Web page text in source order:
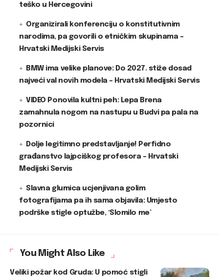
teško u Hercegovini
Organizirali konferenciju o konstitutivnim
narodima, pa govorili o etničkim skupinama –
Hrvatski Medijski Servis
BMW ima velike planove: Do 2027. stiže dosad
najveći val novih modela – Hrvatski Medijski Servis
VIDEO Ponovila kultni peh: Lepa Brena
zamahnula nogom na nastupu u Budvi pa pala na
pozornici
Dolje legitimno predstavljanje! Perfidno
građanstvo lajpciškog profesora – Hrvatski
Medijski Servis
Slavna glumica ucjenjivana golim
fotografijama pa ih sama objavila: Umjesto
podrške stigle optužbe, ‘Slomilo me’
You Might Also Like
Veliki požar kod Gruda: U pomoć stigli